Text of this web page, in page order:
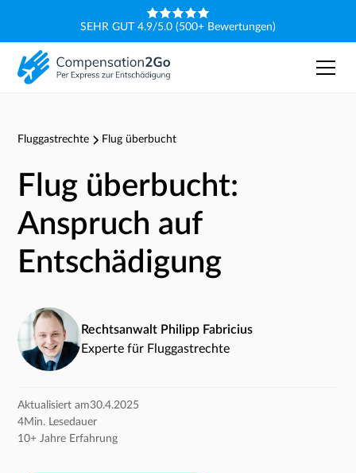
SEHR GUT 4.9/5.0 (500+ Bewertungen)
Fluggastrechte Flug überbucht
Flug überbucht:
Anspruch auf
Entschädigung
Rechtsanwalt Philipp Fabricius
Experte für Fluggastrechte
Aktualisiert am30.4.2025
4Min. Lesedauer
10+ Jahre Erfahrung